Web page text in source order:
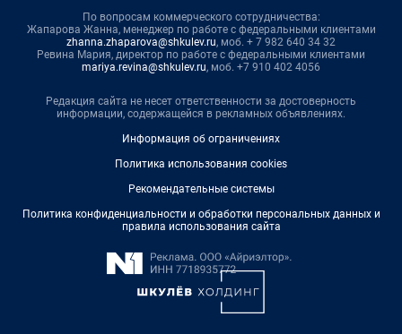
По вопросам коммерческого сотрудничества:
Жапарова Жанна, менеджер по работе с федеральными клиентами
zhanna.zhaparova@shkulev.ru, моб. + 7 982 640 34 32
Ревина Мария, директор по работе с федеральными клиентами
mariya.revina@shkulev.ru, моб. +7 910 402 4056
Редакция сайта не несет ответственности за достоверность
информации, содержащейся в рекламных объявлениях.
Информация об ограничениях
Политика использования cookies
Рекомендательные системы
Политика конфиденциальности и обработки персональных данных и
правила использования сайта